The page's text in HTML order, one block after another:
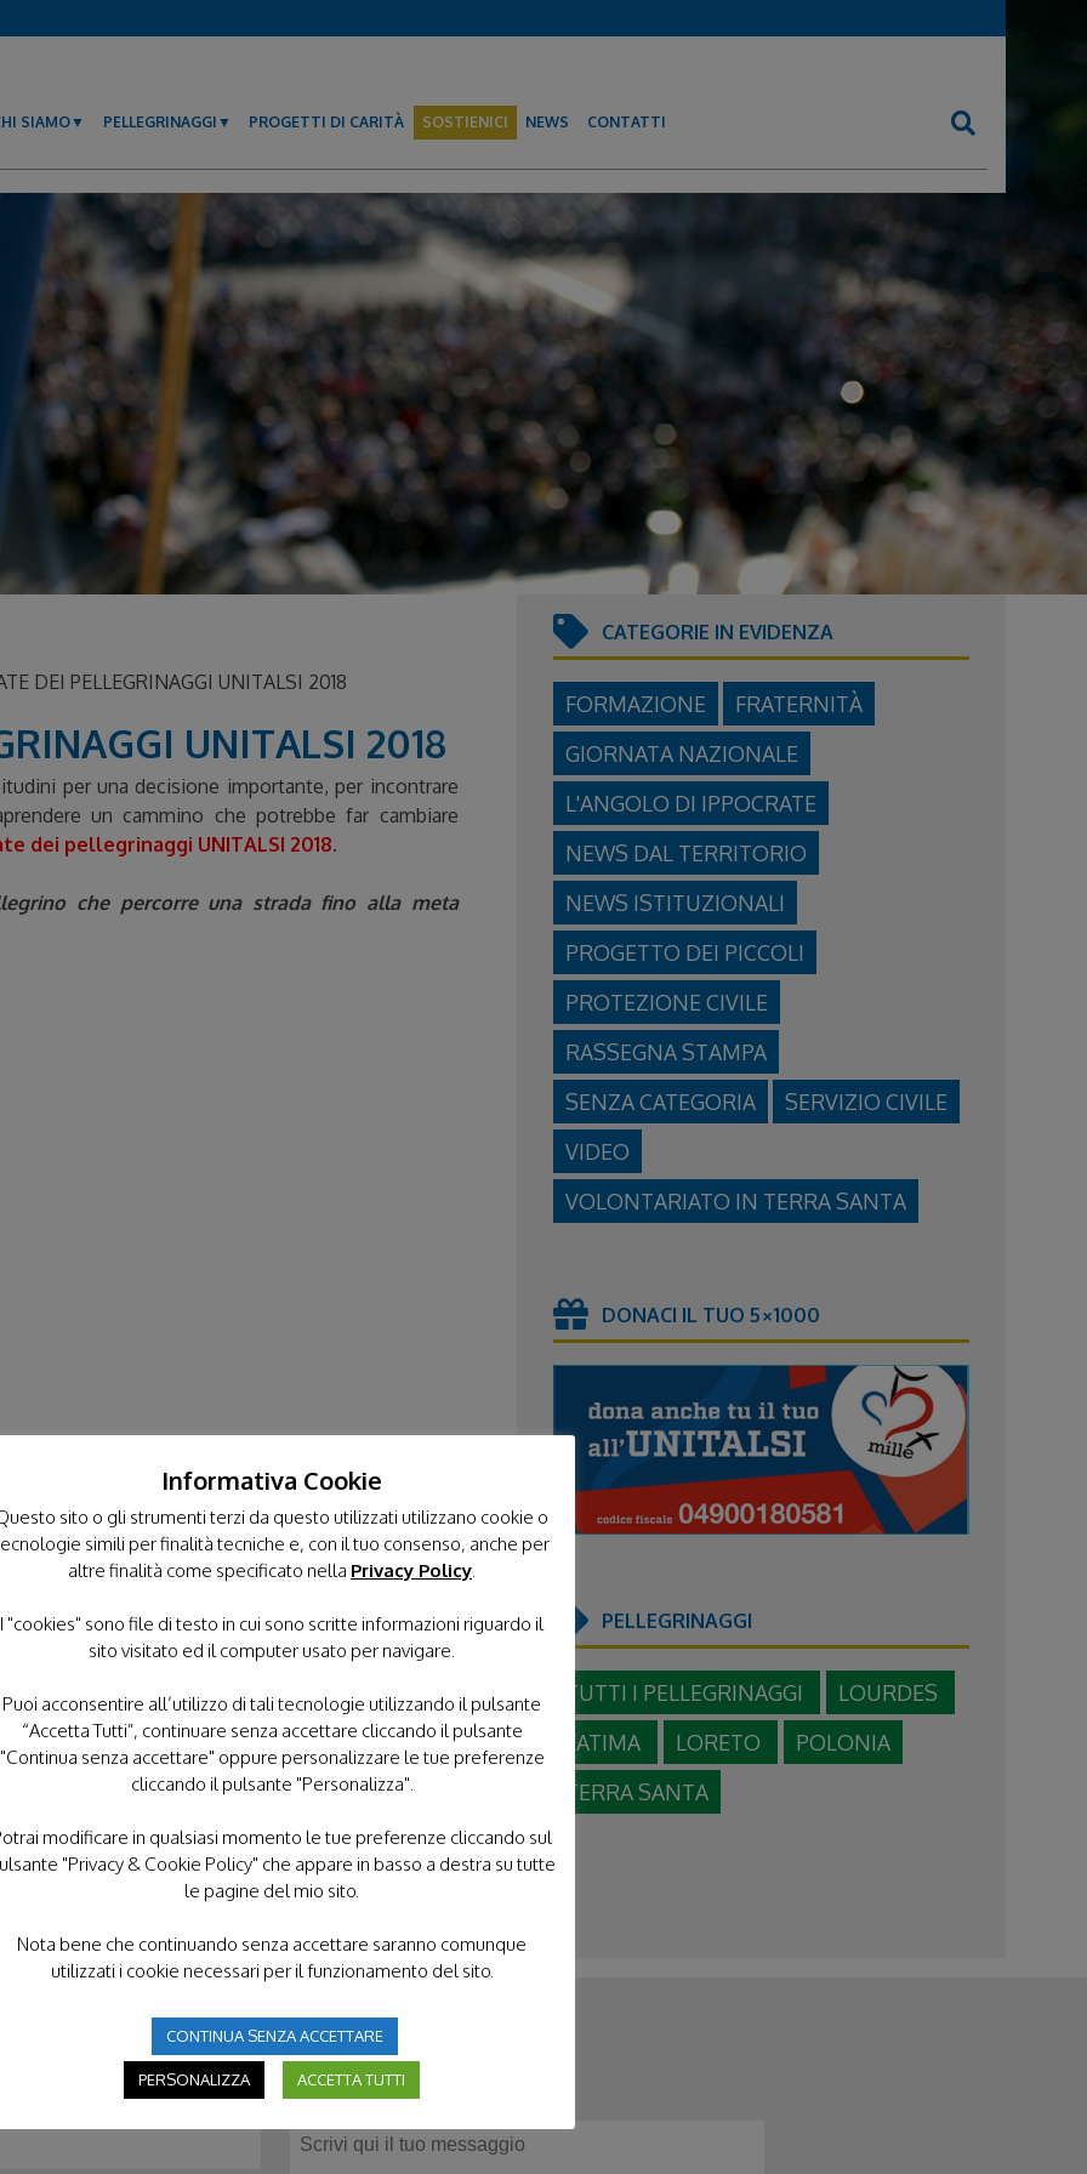
SIAMO PELLEGRINAGGI PROGETTI DI CARITÀ SOSTIENICI NEWS CONTATTI
DEI PELLEGRINAGGI UNITALSI 2018
UNITALSI 2018
per una decisione importante, per incontrare
un cammino che potrebbe far cambiare
dei pellegrinaggi UNITALSI 2018.
che percorre una strada fino alla meta
CATEGORIE IN EVIDENZA
FORMAZIONE
FRATERNITÀ
GIORNATA NAZIONALE
L'ANGOLO DI IPPOCRATE
NEWS DAL TERRITORIO
NEWS ISTITUZIONALI
PROGETTO DEI PICCOLI
PROTEZIONE CIVILE
RASSEGNA STAMPA
SENZA CATEGORIA
SERVIZIO CIVILE
VIDEO
VOLONTARIATO IN TERRA SANTA
DONACI IL TUO 5×1000
PELLEGRINAGGI
TUTTI I PELLEGRINAGGI
LOURDES
FATIMA
LORETO
POLONIA
TERRA SANTA
CONTATTACI
Informativa Cookie
sito o gli strumenti terzi da questo utilizzati utilizzano cookie o
simili per finalità tecniche e, con il tuo consenso, anche per
altre finalità come specificato nella Privacy Policy.
I "cookies" sono file di testo in cui sono scritte informazioni riguardo il
sito visitato ed il computer usato per navigare.
Puoi acconsentire all’utilizzo di tali tecnologie utilizzando il pulsante
“Accetta Tutti”, continuare senza accettare cliccando il pulsante
"Continua senza accettare" oppure personalizzare le tue preferenze
cliccando il pulsante "Personalizza".
modificare in qualsiasi momento le tue preferenze cliccando sul
"Privacy & Cookie Policy" che appare in basso a destra su tutte
le pagine del mio sito.
Nota bene che continuando senza accettare saranno comunque
utilizzati i cookie necessari per il funzionamento del sito.
CONTINUA SENZA ACCETTARE
PERSONALIZZA ACCETTA TUTTI